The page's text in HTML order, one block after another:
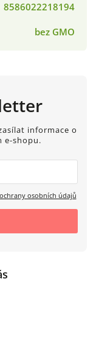
8586022218194
bez GMO
informace o
e-shopu.
osobních údajů